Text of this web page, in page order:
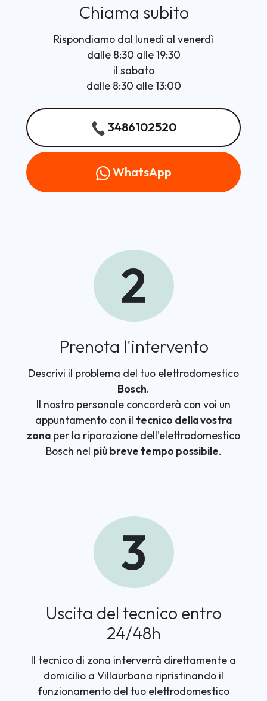
Chiama subito
Rispondiamo dal lunedì al venerdì
dalle 8:30 alle 19:30
il sabato
dalle 8:30 alle 13:00
3486102520
WhatsApp
2
Prenota l'intervento
Descrivi il problema del tuo elettrodomestico
Bosch.
Il nostro personale concorderà con voi un
appuntamento con il tecnico della vostra
zona per la riparazione dell'elettrodomestico
Bosch nel più breve tempo possibile.
3
Uscita del tecnico entro
24/48h
Il tecnico di zona interverrà direttamente a
domicilio a Villaurbana ripristinando il
funzionamento del tuo elettrodomestico